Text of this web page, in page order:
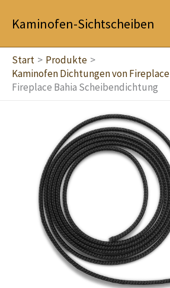
InhaltKaminofen-Sichtscheiben
Start
Produkte
Kaminofen Dichtungen von Fireplace
Fireplace Bahia Scheibendichtung